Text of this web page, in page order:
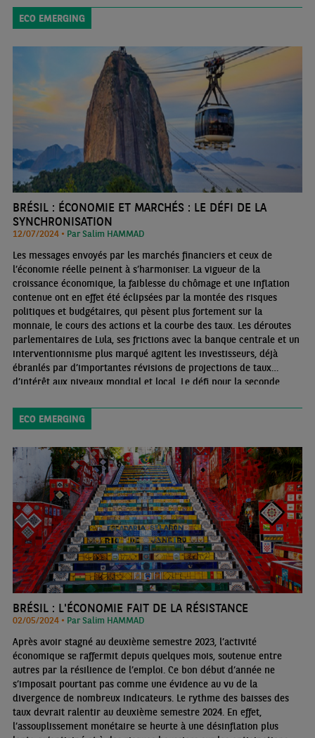
haussières tant du côté de l’offre que de la demande
ECO EMERGING
BRÉSIL : ÉCONOMIE ET MARCHÉS : LE DÉFI DE LA
SYNCHRONISATION
12/07/2024 • Par Salim HAMMAD
Les messages envoyés par les marchés financiers et ceux de
l’économie réelle peinent à s’harmoniser. La vigueur de la
croissance économique, la faiblesse du chômage et une inflation
contenue ont en effet été éclipsées par la montée des risques
politiques et budgétaires, qui pèsent plus fortement sur la
monnaie, le cours des actions et la courbe des taux. Les déroutes
parlementaires de Lula, ses frictions avec la banque centrale et un
interventionnisme plus marqué agitent les investisseurs, déjà
ébranlés par d’importantes révisions de projections de taux
d’intérêt aux niveaux mondial et local. Le défi pour la seconde
économiques et stabiliser leurs anticipations.
ECO EMERGING
BRÉSIL : L'ÉCONOMIE FAIT DE LA RÉSISTANCE
02/05/2024 • Par Salim HAMMAD
Après avoir stagné au deuxième semestre 2023, l’activité
économique se raffermit depuis quelques mois, soutenue entre
autres par la résilience de l’emploi. Ce bon début d’année ne
s’imposait pourtant pas comme une évidence au vu de la
divergence de nombreux indicateurs. Le rythme des baisses des
taux devrait ralentir au deuxième semestre 2024. En effet,
l’assouplissement monétaire se heurte à une désinflation plus